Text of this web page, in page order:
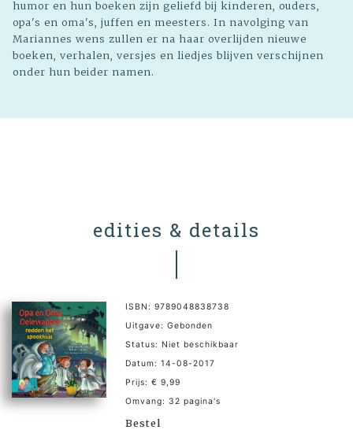
humor en hun boeken zijn geliefd bij kinderen, ouders,
opa's en oma's, juffen en meesters. In navolging van
Mariannes wens zullen er na haar overlijden nieuwe
boeken, verhalen, versjes en liedjes blijven verschijnen
onder hun beider namen.
edities & details
ISBN: 9789048838738
Uitgave: Gebonden
Status: Niet beschikbaar
Datum: 14-08-2017
Prijs: € 9,99
Omvang: 32 pagina's
Bestel